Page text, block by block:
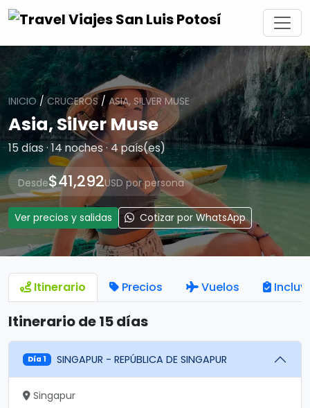
INICIO /CRUCEROS/ ASIA, SILVER MUSE
Asia, Silver Muse
15 días · 14 noches · 4 país(es)
Desde$41,292USD por persona
Ver precios y salidas Cotizar por WhatsApp
Itinerario Precios Vuelos
Itinerario de 15 días
Día 1 SINGAPUR - REPÚBLICA DE SINGAPUR
Singapur